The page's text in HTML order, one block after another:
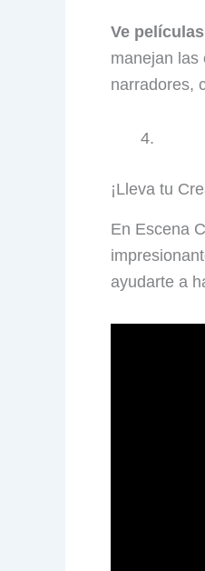
Ve
manejan las
narradores,
¡Lleva tu
En Escena
ayudarte a